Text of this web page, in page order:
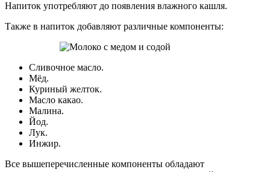
Напиток употребляют до появления влажного кашля.
Также в напиток добавляют различные компоненты:
Сливочное масло.
Мёд.
Куриный желток.
Масло какао.
Малина.
Йод.
Лук.
Инжир.
Все вышеперечисленные компоненты обладают